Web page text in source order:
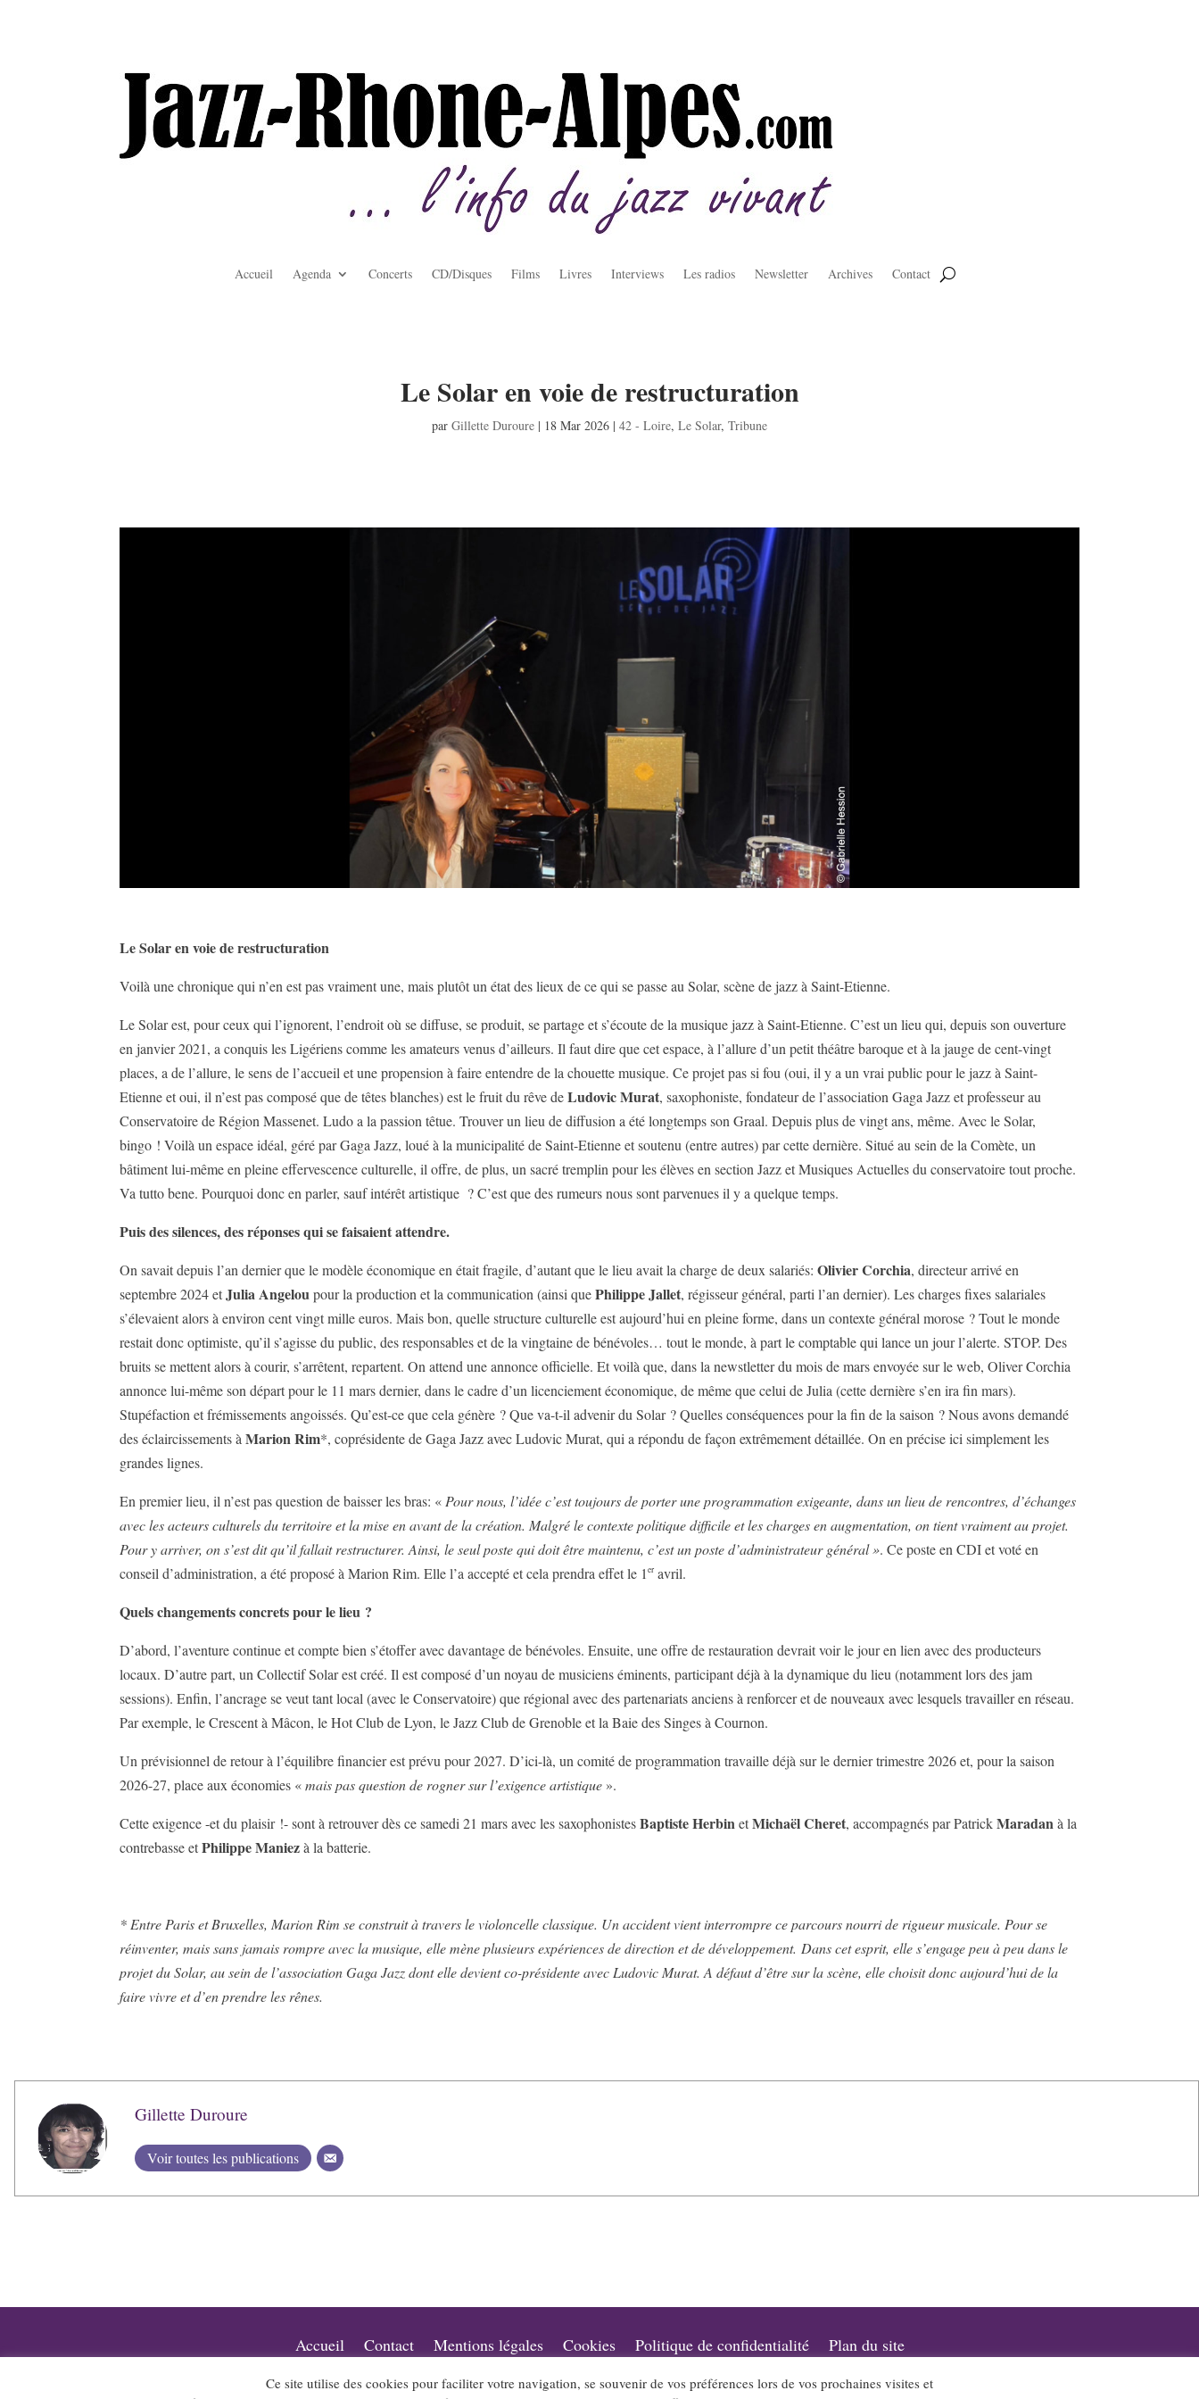
Accueil Agenda Concerts CD/Disques Films Livres Interviews Les radios Newsletter Archives Contact
Le Solar en voie de restructuration
par Gillette Duroure | 18 Mar 2026 | 42 - Loire, Le Solar, Tribune
Le Solar en voie de restructuration
Voilà une chronique qui n’en est pas vraiment une, mais plutôt un état des lieux de ce qui se passe au Solar, scène de jazz à Saint-Etienne.
Le Solar est, pour ceux qui l’ignorent, l’endroit où se diffuse, se produit, se partage et s’écoute de la musique jazz à Saint-Etienne. C’est un lieu qui, depuis son ouverture
en janvier 2021, a conquis les Ligériens comme les amateurs venus d’ailleurs. Il faut dire que cet espace, à l’allure d’un petit théâtre baroque et à la jauge de cent-vingt
places, a de l’allure, le sens de l’accueil et une propension à faire entendre de la chouette musique. Ce projet pas si fou (oui, il y a un vrai public pour le jazz à Saint-
Etienne et oui, il n’est pas composé que de têtes blanches) est le fruit du rêve deLudovic Murat, saxophoniste, fondateur de l’association Gaga Jazz et professeur au
Conservatoire de Région Massenet. Ludo a la passion têtue. Trouver un lieu de diffusion a été longtemps son Graal. Depuis plus de vingt ans, même. Avec le Solar,
bingo ! Voilà un espace idéal, géré par Gaga Jazz, loué à la municipalité de Saint-Etienne et soutenu (entre autres) par cette dernière. Situé au sein de la Comète, un
bâtiment lui-même en pleine effervescence culturelle, il offre, de plus, un sacré tremplin pour les élèves en section Jazz et Musiques Actuelles du conservatoire tout proche.
Va tutto bene. Pourquoi donc en parler, sauf intérêt artistique ? C’est que des rumeurs nous sont parvenues il y a quelque temps.
Puis des silences, des réponses qui se faisaient attendre.
On savait depuis l’an dernier que le modèle économique en était fragile, d’autant que le lieu avait la charge de deux salariés:Olivier Corchia, directeur arrivé en
septembre 2024 etJulia Angeloupour la production et la communication (ainsi quePhilippe Jallet, régisseur général, parti l’an dernier). Les charges fixes salariales
s’élevaient alors à environ cent vingt mille euros. Mais bon, quelle structure culturelle est aujourd’hui en pleine forme, dans un contexte général morose ? Tout le monde
restait donc optimiste, qu’il s’agisse du public, des responsables et de la vingtaine de bénévoles… tout le monde, à part le comptable qui lance un jour l’alerte. STOP. Des
bruits se mettent alors à courir, s’arrêtent, repartent. On attend une annonce officielle. Et voilà que, dans la newstletter du mois de mars envoyée sur le web, Oliver Corchia
annonce lui-même son départ pour le 11 mars dernier, dans le cadre d’un licenciement économique, de même que celui de Julia (cette dernière s’en ira fin mars).
Stupéfaction et frémissements angoissés. Qu’est-ce que cela génère ? Que va-t-il advenir du Solar ? Quelles conséquences pour la fin de la saison ? Nous avons demandé
des éclaircissements àMarion Rim*, coprésidente de Gaga Jazz avec Ludovic Murat, qui a répondu de façon extrêmement détaillée. On en précise ici simplement les
grandes lignes.
En premier lieu, il n’est pas question de baisser les bras: «Pour nous, l’idée c’est toujours de porter une programmation exigeante, dans un lieu de rencontres, d’échanges
avec les acteurs culturels du territoire et la mise en avant de la création. Malgré le contexte politique difficile et les charges en augmentation, on tient vraiment au projet.
Pour y arriver, on s’est dit qu’il fallait restructurer. Ainsi, le seul poste qui doit être maintenu, c’est un poste d’administrateur général ». Ce poste en CDI et voté en
conseil d’administration, a été proposé à Marion Rim. Elle l’a accepté et cela prendra effet le 1er avril.
Quels changements concrets pour le lieu ?
D’abord, l’aventure continue et compte bien s’étoffer avec davantage de bénévoles. Ensuite, une offre de restauration devrait voir le jour en lien avec des producteurs
locaux. D’autre part, un Collectif Solar est créé. Il est composé d’un noyau de musiciens éminents, participant déjà à la dynamique du lieu (notamment lors des jam
sessions). Enfin, l’ancrage se veut tant local (avec le Conservatoire) que régional avec des partenariats anciens à renforcer et de nouveaux avec lesquels travailler en réseau.
Par exemple, le Crescent à Mâcon, le Hot Club de Lyon, le Jazz Club de Grenoble et la Baie des Singes à Cournon.
Un prévisionnel de retour à l’équilibre financier est prévu pour 2027. D’ici-là, un comité de programmation travaille déjà sur le dernier trimestre 2026 et, pour la saison
2026-27, place aux économies «mais pas question de rogner sur l’exigence artistique ».
Cette exigence -et du plaisir !- sont à retrouver dès ce samedi 21 mars avec les saxophonistesBaptiste HerbinetMichaël Cheret, accompagnés par PatrickMaradanà la
contrebasse etPhilippe Maniezà la batterie.
* Entre Paris et Bruxelles, Marion Rim se construit à travers le violoncelle classique. Un accident vient interrompre ce parcours nourri de rigueur musicale. Pour se
réinventer, mais sans jamais rompre avec la musique, elle mène plusieurs expériences de direction et de développement. Dans cet esprit, elle s’engage peu à peu dans le
projet du Solar, au sein de l’association Gaga Jazz dont elle devient co-présidente avec Ludovic Murat. A défaut d’être sur la scène, elle choisit donc aujourd’hui de la
faire vivre et d’en prendre les rênes.
Gillette Duroure
Voir toutes les publications
Accueil Contact Mentions légales Cookies Politique de confidentialité Plan du site
Le site et la newsletter Jazz-Rhone-Alpes.com sont édités par l’association « Loi 1901 » « Jazz en Rhône-Alpes » qui a pour objet la promotion du jazz dans notre région.
Ce site utilise des cookies pour faciliter votre navigation, se souvenir de vos préférences lors de vos prochaines visites et